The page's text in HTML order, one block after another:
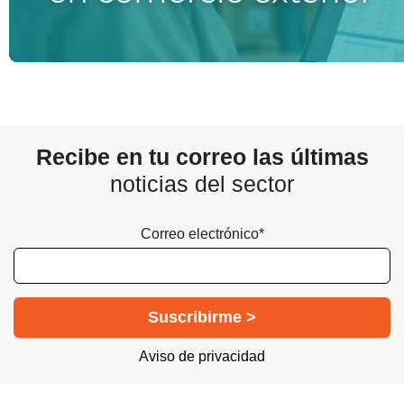
Recibe en tu correo las últimas
noticias del sector
Correo electrónico*
Aviso de privacidad